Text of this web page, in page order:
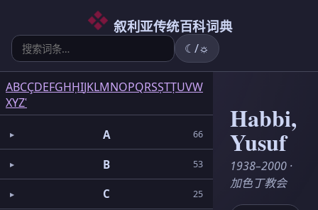
叙利亚传统百科词典
☾/☼
ABCÇDEFGHḤIJKLMNOPQRSṢTṬUVW
XYZʿ
A 66
B 53
C 25
Habbi,
Yusuf
1938–2000 ·
加色丁教会